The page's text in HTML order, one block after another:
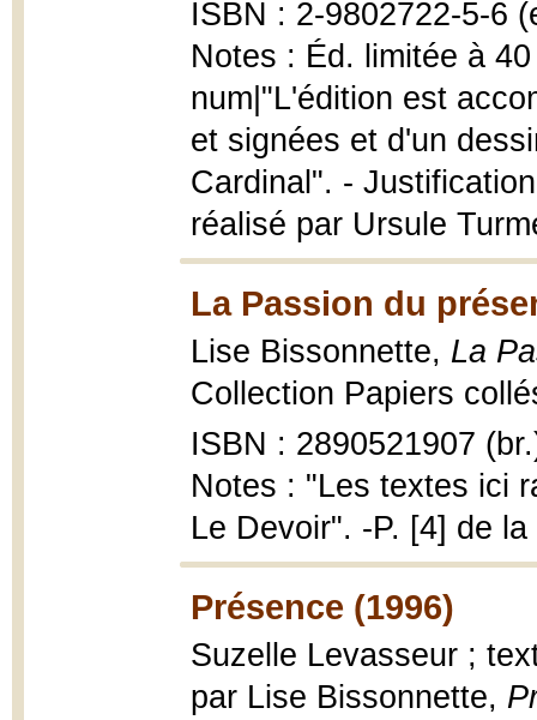
ISBN : 2-9802722-5-6
Notes : Éd. limitée à
num|"L'édition est
et signées et d'un
Cardinal". -
réalisé par Ursule
La Passion du
Lise Bissonnette, La
Collection Papiers
ISBN : 2890521907
Notes : "Les textes ici
Le Devoir". -P. [4] de la
Présence (1996)
Suzelle Levasseur ;
par Lise Bissonnette,